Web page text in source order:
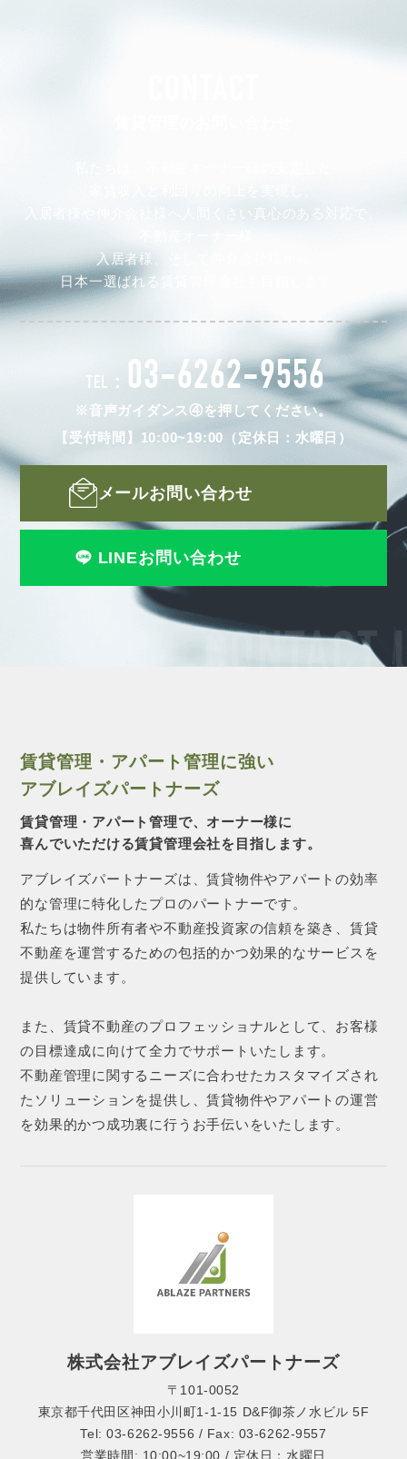
CONTACT
入居者様や仲介会社様へ人間くさい真心のある対応で、
入居者様、そして仲介会社様から
日本一選ばれる賃貸管理会社を目指します。
TEL： 03-6262-9556
※音声ガイダンス④を押してください。
【受付時間】10:00~19:00（定休日：水曜日）
メールお問い合わせ
LINEお問い合わせ
賃貸管理・アパート管理に強い
アブレイズパートナーズ
賃貸管理・アパート管理で、オーナー様に
喜んでいただける賃貸管理会社を目指します。
アブレイズパートナーズは、賃貸物件やアパートの効率
的な管理に特化したプロのパートナーです。
私たちは物件所有者や不動産投資家の信頼を築き、賃貸
不動産を運営するための包括的かつ効果的なサービスを
提供しています。
また、賃貸不動産のプロフェッショナルとして、お客様
の目標達成に向けて全力でサポートいたします。
不動産管理に関するニーズに合わせたカスタマイズされ
たソリューションを提供し、賃貸物件やアパートの運営
を効果的かつ成功裏に行うお手伝いをいたします。
株式会社アブレイズパートナーズ
〒101-0052
東京都千代田区神田小川町1-1-15 D&F御茶ノ水ビル 5F
Tel: 03-6262-9556 / Fax: 03-6262-9557
営業時間: 10:00~19:00 / 定休日：水曜日